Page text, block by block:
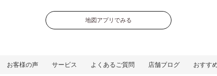
地図アプリでみる
お客様の声 サービス よくあるご質問 店舗ブログ おすす